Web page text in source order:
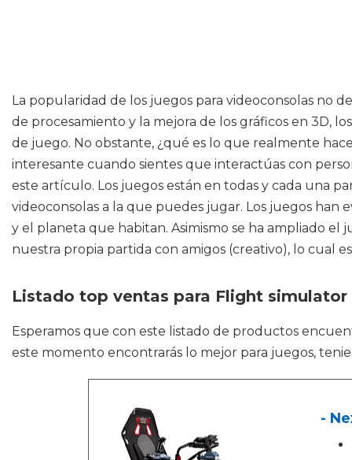
La popularidad de los juegos para videoconsolas no
de procesamiento y la mejora de los gráficos en 3D,
de juego. No obstante, ¿qué es lo que realmente
interesante cuando sientes que interactúas con
este artículo. Los juegos están en todas y cada una
videoconsolas a la que puedes jugar. Los juegos han
y el planeta que habitan. Asimismo se ha ampliado
nuestra propia partida con amigos (creativo), lo cual
Listado top ventas para Flight simulator
Esperamos que con este listado de productos
este momento encontrarás lo mejor para juegos,
-